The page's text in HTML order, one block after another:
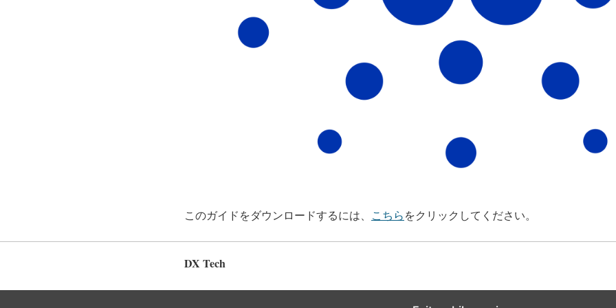
このガイドをダウンロードするには、 こちらをクリックしてください。
DX Tech